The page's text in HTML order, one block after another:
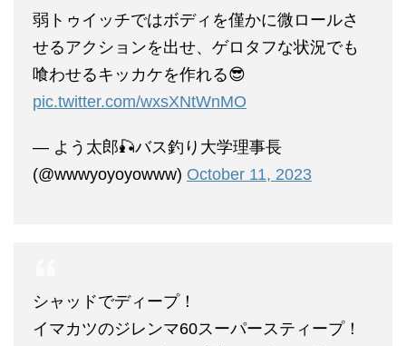
弱トゥイッチではボディを僅かに微ロールさ
せるアクションを出せ、ゲロタフな状況でも
喰わせるキッカケを作れる😎
pic.twitter.com/wxsXNtWnMO
— よう太郎🎣バス釣り大学理事長
(@wwwyoyoyowww) October 11, 2023
シャッドでディープ！
イマカツのジレンマ60スーパースティープ！